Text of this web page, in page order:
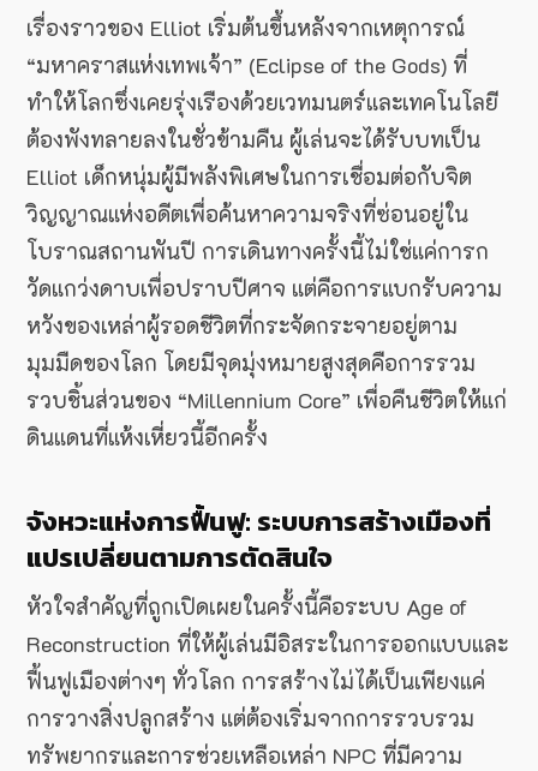
เรื่องราวของ Elliot เริ่มต้นขึ้นหลังจากเหตุการณ์
“มหาคราสแห่งเทพเจ้า” (Eclipse of the Gods) ที่
ทำให้โลกซึ่งเคยรุ่งเรืองด้วยเวทมนตร์และเทคโนโลยี
ต้องพังทลายลงในชั่วข้ามคืน ผู้เล่นจะได้รับบทเป็น
Elliot เด็กหนุ่มผู้มีพลังพิเศษในการเชื่อมต่อกับจิต
วิญญาณแห่งอดีตเพื่อค้นหาความจริงที่ซ่อนอยู่ใน
โบราณสถานพันปี การเดินทางครั้งนี้ไม่ใช่แค่การก
วัดแกว่งดาบเพื่อปราบปีศาจ แต่คือการแบกรับความ
หวังของเหล่าผู้รอดชีวิตที่กระจัดกระจายอยู่ตาม
มุมมืดของโลก โดยมีจุดมุ่งหมายสูงสุดคือการรวม
รวบชิ้นส่วนของ “Millennium Core” เพื่อคืนชีวิตให้แก่
ดินแดนที่แห้งเหี่ยวนี้อีกครั้ง
จังหวะแห่งการฟื้นฟู: ระบบการสร้างเมืองที่
แปรเปลี่ยนตามการตัดสินใจ
หัวใจสำคัญที่ถูกเปิดเผยในครั้งนี้คือระบบ Age of
Reconstruction ที่ให้ผู้เล่นมีอิสระในการออกแบบและ
ฟื้นฟูเมืองต่างๆ ทั่วโลก การสร้างไม่ได้เป็นเพียงแค่
การวางสิ่งปลูกสร้าง แต่ต้องเริ่มจากการรวบรวม
ทรัพยากรและการช่วยเหลือเหล่า NPC ที่มีความ